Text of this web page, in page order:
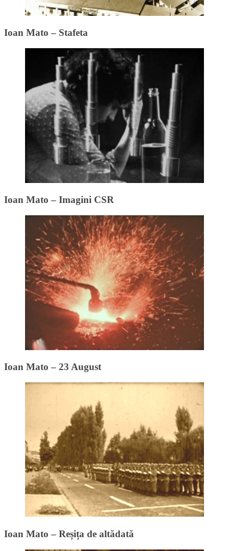
Ioan Mato – Stafeta
Ioan Mato – Imagini CSR
Ioan Mato – 23 August
Ioan Mato – Reșița de altădată